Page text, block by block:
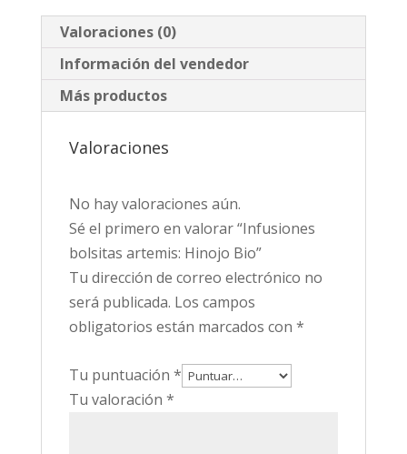
Valoraciones (0)
Información del vendedor
Más productos
Valoraciones
No hay valoraciones aún.
Sé el primero en valorar “Infusiones
bolsitas artemis: Hinojo Bio”
Tu dirección de correo electrónico no
será publicada. Los campos
obligatorios están marcados con *
Tu puntuación *
Tu valoración *